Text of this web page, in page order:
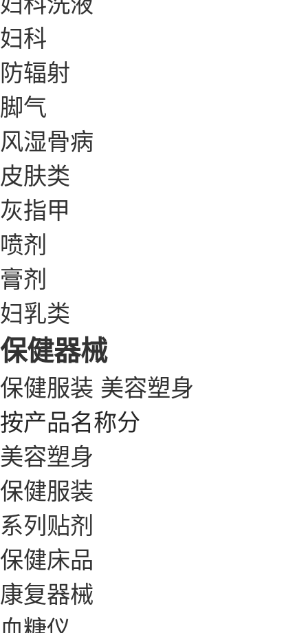
妇科
防辐射
脚气
风湿骨病
皮肤类
灰指甲
喷剂
膏剂
妇乳类
保健器械
保健服装 美容塑身
按产品名称分
美容塑身
保健服装
系列贴剂
保健床品
康复器械